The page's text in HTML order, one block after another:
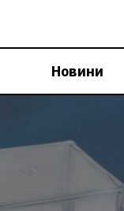
Новини